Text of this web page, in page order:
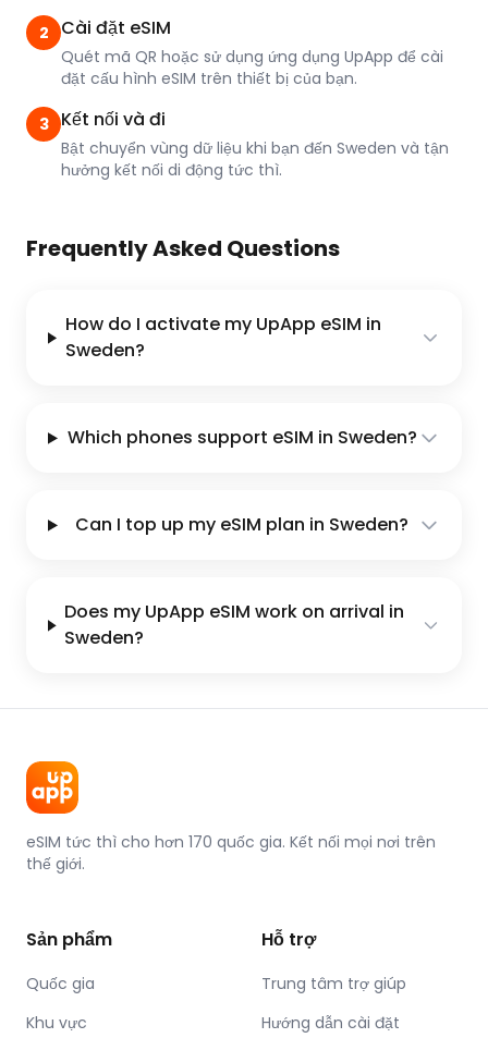
2 Cài đặt eSIM
Quét mã QR hoặc sử dụng ứng dụng UpApp để cài
đặt cấu hình eSIM trên thiết bị của bạn.
3 Kết nối và đi
Bật chuyển vùng dữ liệu khi bạn đến Sweden và tận
hưởng kết nối di động tức thì.
Frequently Asked Questions
How do I activate my UpApp eSIM in
Sweden?
Which phones support eSIM in Sweden?
Can I top up my eSIM plan in Sweden?
Does my UpApp eSIM work on arrival in
Sweden?
eSIM tức thì cho hơn 170 quốc gia. Kết nối mọi nơi trên
thế giới.
Sản phẩm
Quốc gia
Khu vực
Hỗ trợ
Trung tâm trợ giúp
Hướng dẫn cài đặt